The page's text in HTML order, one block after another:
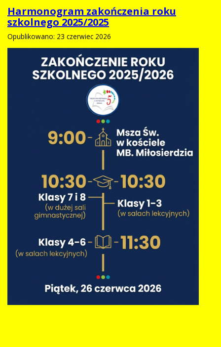
Harmonogram zakończenia roku
szkolnego 2025/2025
Opublikowano: 23 czerwiec 2026